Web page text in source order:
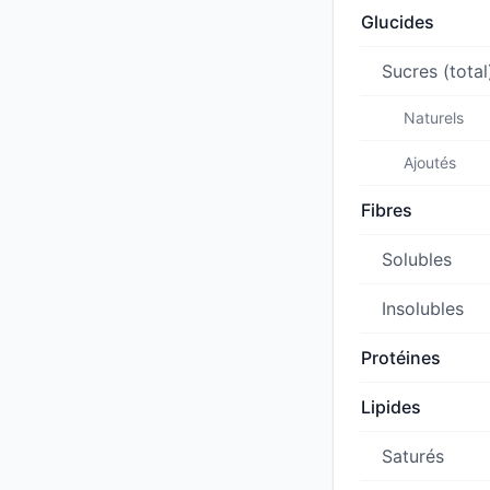
Glucides
Sucres
Naturels
Ajoutés
Fibres
Solubles
Insolubles
Protéines
Lipides
Saturés